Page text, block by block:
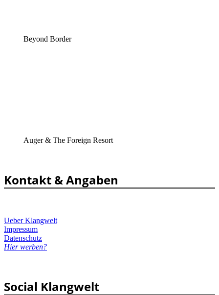
Beyond Border
Auger & The Foreign Resort
Kontakt & Angaben
Ueber Klangwelt
Impressum
Datenschutz
Hier werben?
Social Klangwelt